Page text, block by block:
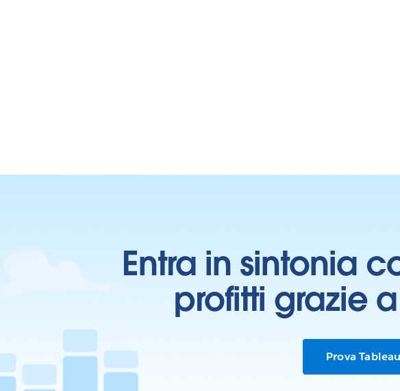
Entra in sintonia
profitti grazie
Prova